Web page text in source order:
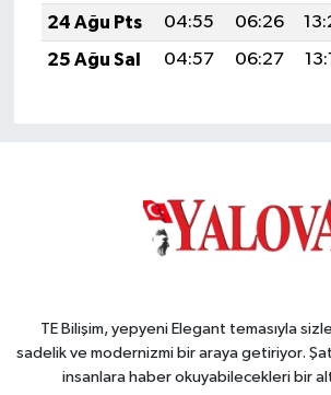
24 Ağu Pts
04:55 06:26
25 Ağu Sal
04:57 06:27
TE Bilişim, yepyeni Elegant temasıyla
sadelik ve modernizmi bir araya getiriyor.
insanlara haber okuyabilecekleri bir